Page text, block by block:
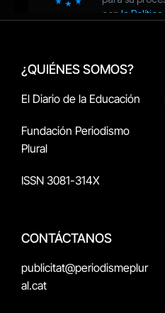
¿QUIÉNES SOMOS?
El Diario de la Educación
Fundación Periodismo
Plural
ISSN 3081-314X
CONTÁCTANOS
publicitat@periodismeplur
al.cat